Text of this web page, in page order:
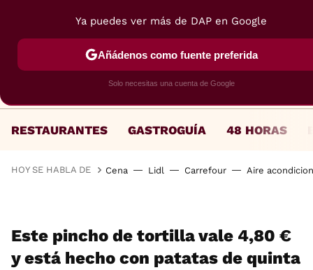
RESTAURANTES GASTROGUÍA 48 HORAS
HOY SE HABLA DE Cena Lidl Carrefour Aire
Este pincho de tortilla vale 4,80 €
y está hecho con patatas de quinta
Ya puedes ver más de DAP en Google
Añádenos como fuente preferida
Solo necesitas una cuenta de Google